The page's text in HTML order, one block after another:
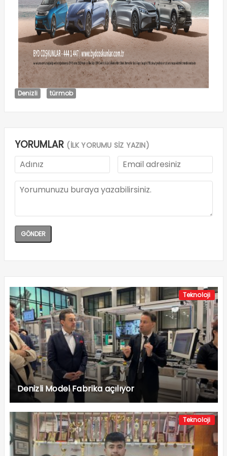
Denizli türmob
YORUMLAR (İLK YORUMU SİZ YAZIN)
Teknoloji
Denizli Model Fabrika açılıyor
Teknoloji